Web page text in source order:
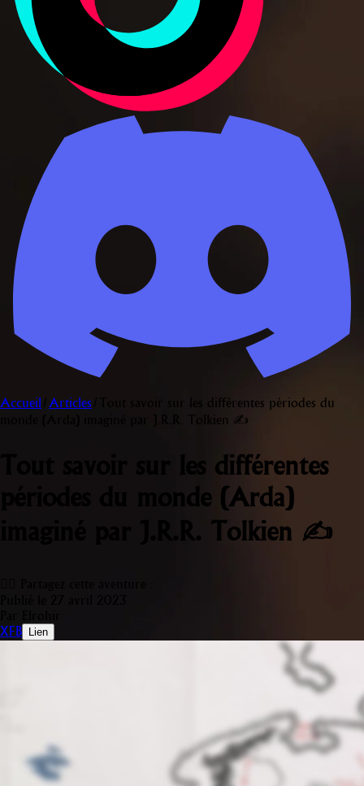
Accueil Articles
Tout savoir sur les différentes périodes du
monde (Arda) imaginé par J.R.R. Tolkien ✍️
Tout savoir sur les différentes
périodes du monde (Arda)
imaginé par J.R.R. Tolkien ✍️
XFB Lien